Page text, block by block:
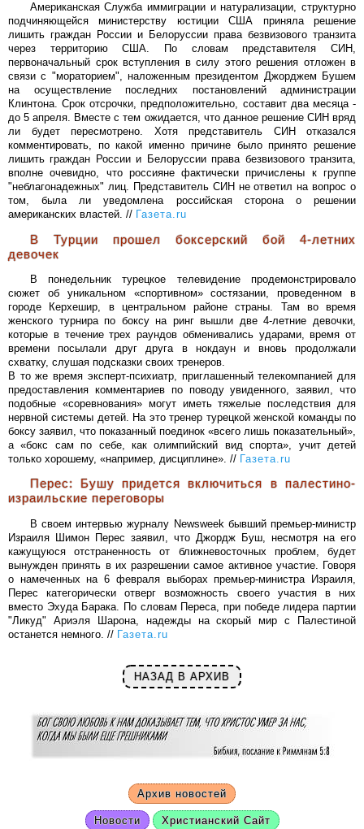
Американская Служба иммиграции и натурализации, структурно
подчиняющейся министерству юстиции США приняла решение
лишить граждан России и Белоруссии права безвизового транзита
через территорию США. По словам представителя СИН,
первоначальный срок вступления в силу этого решения отложен в
связи с "мораторием", наложенным президентом Джорджем Бушем
на осуществление последних постановлений администрации
Клинтона. Срок отсрочки, предположительно, составит два месяца -
до 5 апреля. Вместе с тем ожидается, что данное решение СИН вряд
ли будет пересмотрено. Хотя представитель СИН отказался
комментировать, по какой именно причине было принято решение
лишить граждан России и Белоруссии права безвизового транзита,
вполне очевидно, что россияне фактически причислены к группе
"неблагонадежных" лиц. Представитель СИН не ответил на вопрос о
том, была ли уведомлена российская сторона о решении
американских властей. // Газета.ru
В Турции прошел боксерский бой 4-летних
девочек
В понедельник турецкое телевидение продемонстрировало
сюжет об уникальном «спортивном» состязании, проведенном в
городе Керхешир, в центральном районе страны. Там во время
женского турнира по боксу на ринг вышли две 4-летние девочки,
которые в течение трех раундов обменивались ударами, время от
времени посылали друг друга в нокдаун и вновь продолжали
схватку, слушая подсказки своих тренеров.
В то же время эксперт-психиатр, приглашенный телекомпанией для
предоставления комментариев по поводу увиденного, заявил, что
подобные «соревнования» могут иметь тяжелые последствия для
нервной системы детей. На это тренер турецкой женской команды по
боксу заявил, что показанный поединок «всего лишь показательный»,
а «бокс сам по себе, как олимпийский вид спорта», учит детей
только хорошему, «например, дисциплине». // Газета.ru
Перес: Бушу придется включиться в палестино-
израильские переговоры
В своем интервью журналу Newsweek бывший премьер-министр
Израиля Шимон Перес заявил, что Джордж Буш, несмотря на его
кажущуюся отстраненность от ближневосточных проблем, будет
вынужден принять в их разрешении самое активное участие. Говоря
о намеченных на 6 февраля выборах премьер-министра Израиля,
Перес категорически отверг возможность своего участия в них
вместо Эхуда Барака. По словам Переса, при победе лидера партии
"Ликуд" Ариэля Шарона, надежды на скорый мир с Палестиной
останется немного. // Газета.ru
НАЗАД В АРХИВ
Архив новостей
Новости Христианский Сайт